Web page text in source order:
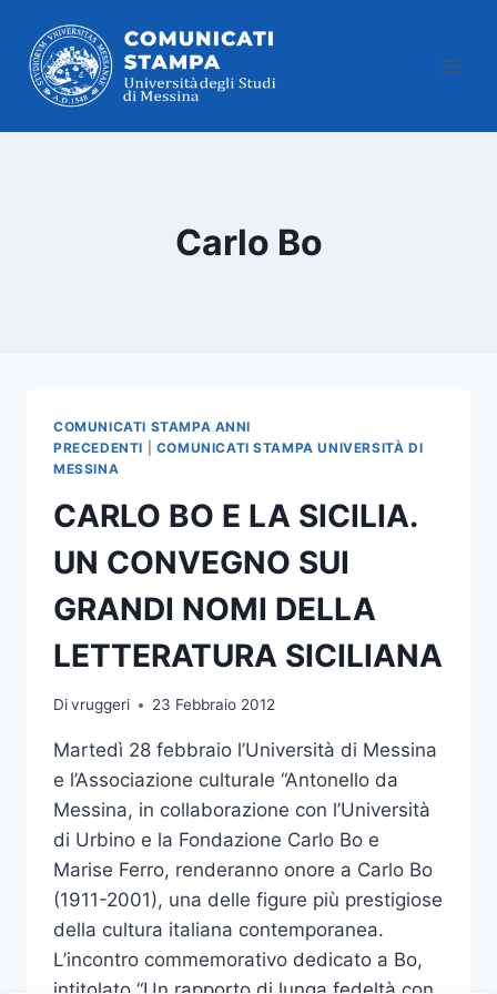
contenuto
Carlo Bo
COMUNICATI STAMPA ANNI
PRECEDENTI
COMUNICATI STAMPA UNIVERSITÀ DI
MESSINA
CARLO BO E LA SICILIA.
UN CONVEGNO SUI
GRANDI NOMI DELLA
LETTERATURA SICILIANA
Divruggeri 23 Febbraio 2012
Martedì 28 febbraio l’Università di Messina
e l’Associazione culturale “Antonello da
Messina, in collaborazione con l’Università
di Urbino e la Fondazione Carlo Bo e
Marise Ferro, renderanno onore a Carlo Bo
(1911-2001), una delle figure più prestigiose
della cultura italiana contemporanea.
L’incontro commemorativo dedicato a Bo,